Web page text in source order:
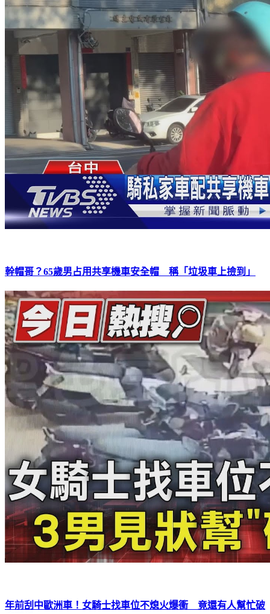
幹帽哥？65歲男占用共享機車安全帽 稱「垃圾車上撿到」
年前刮中歐洲車！女騎士找車位不熄火爆衝 竟還有人幫忙破